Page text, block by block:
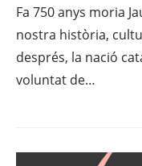
Fa 750 anys moria
nostra història,
després, la nació
voluntat de…